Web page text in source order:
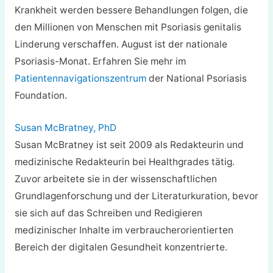
Krankheit werden bessere Behandlungen folgen, die
den Millionen von Menschen mit Psoriasis genitalis
Linderung verschaffen. August ist der nationale
Psoriasis-Monat. Erfahren Sie mehr im
Patientennavigationszentrumder National Psoriasis
Foundation.
Susan McBratney, PhD
Susan McBratney ist seit 2009 als Redakteurin und
medizinische Redakteurin bei Healthgrades tätig.
Zuvor arbeitete sie in der wissenschaftlichen
Grundlagenforschung und der Literaturkuration, bevor
sie sich auf das Schreiben und Redigieren
medizinischer Inhalte im verbraucherorientierten
Bereich der digitalen Gesundheit konzentrierte.